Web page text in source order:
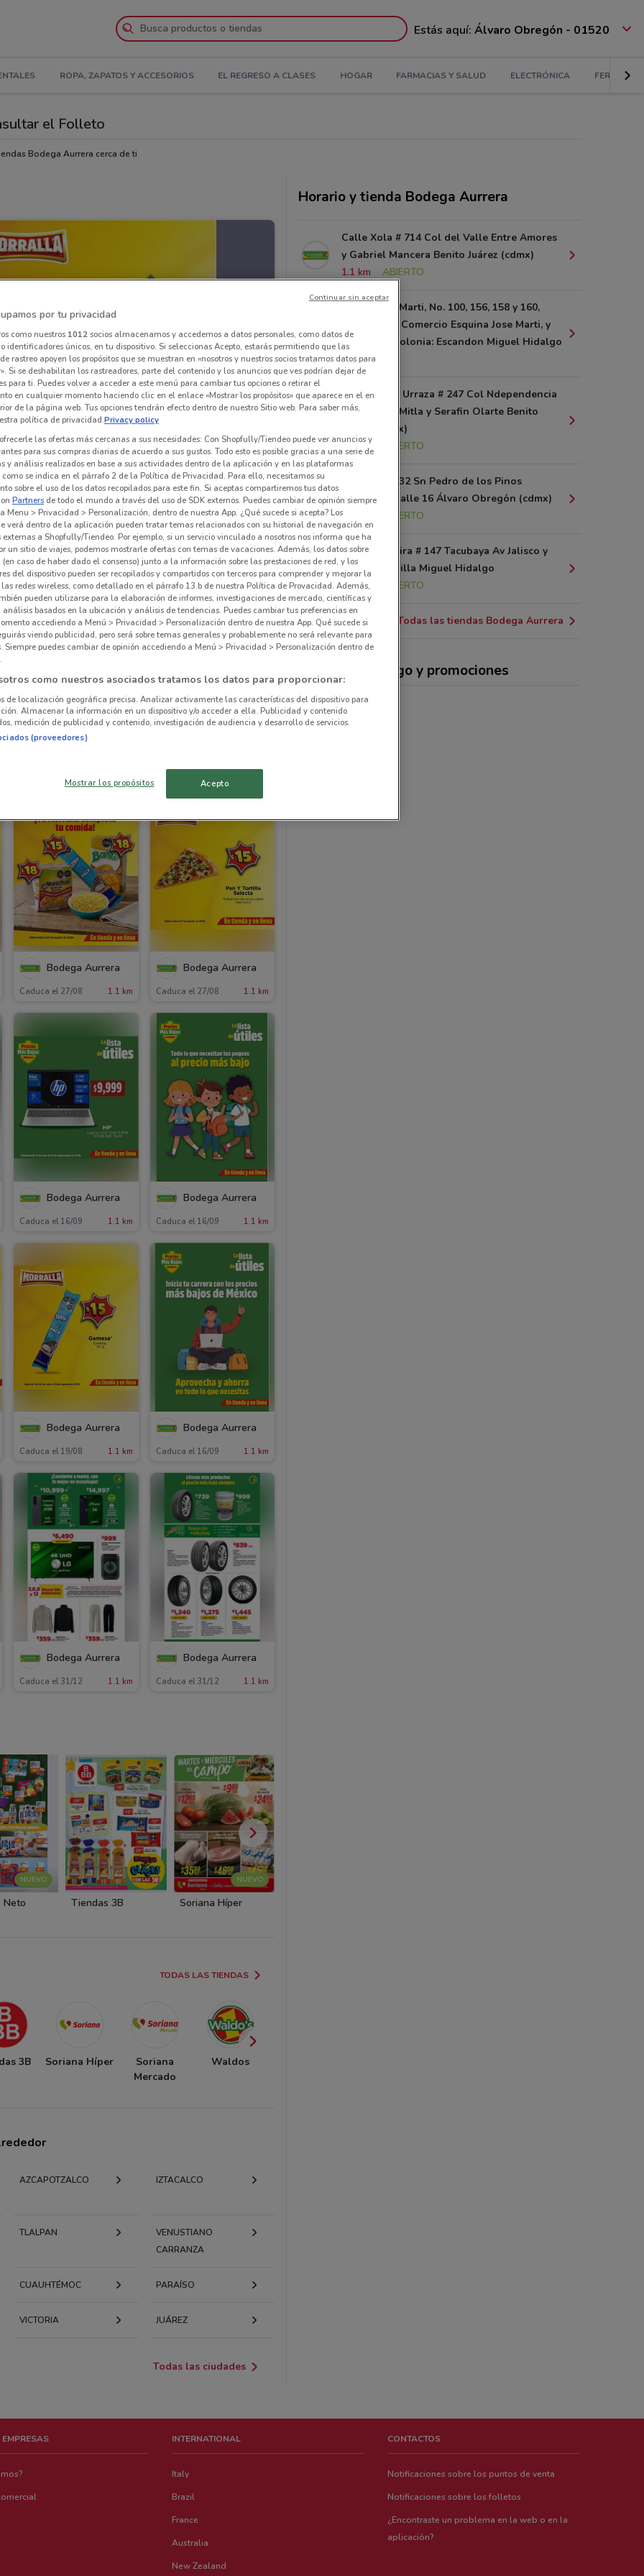
Estás aquí: Álvaro Obregón - 01520
ROPA, ZAPATOS Y ACCESORIOS EL REGRESO A CLASES HOGAR FARMACIAS Y SALUD ELECTRÓNICA
el Folleto
Bodega Aurrera cerca de ti
1.1 km
NUEVO
Bodega Aurrera
Bodega Aurrera
Caduca el 27/08 1.1 km
Bodega Aurrera
Caduca el 27/08 1.1 km
Bodega Aurrera
Caduca el 16/09 1.1 km
Bodega Aurrera
Caduca el 16/09 1.1 km
Bodega Aurrera
Caduca el 19/08 1.1 km
Bodega Aurrera
Caduca el 16/09 1.1 km
Bodega Aurrera
Caduca el 31/12 1.1 km
Bodega Aurrera
Caduca el 31/12 1.1 km
NUEVO
Neto Tiendas 3B
NUEVO
Soriana Híper
TODAS LAS TIENDAS
3B Soriana Híper
Soriana
Mercado
Waldos
AZCAPOTZALCO IZTACALCO
TLALPAN
VENUSTIANO
CARRANZA
CUAUHTÉMOC PARAÍSO
VICTORIA JUÁREZ
Todas las ciudades
Horario y tienda Bodega Aurrera
Calle Xola # 714 Col del Valle Entre Amores
y Gabriel Mancera Benito Juárez (cdmx)
1.1 km
ABIERTO
Comercio y Marti, No. 100, 156, 158 y 160,
Entre Calle: Comercio Esquina Jose Marti, y
Calle: N/a, Colonia: Escandon Miguel Hidalgo
1.6 km
Calle Angel Urraza # 247 Col Ndependencia
Entre Calle Mitla y Serafin Olarte Benito
Juárez (cdmx)
2.2 km
ABIERTO
Calle 10 # 132 Sn Pedro de los Pinos
Toltecas y Calle 16 Álvaro Obregón (cdmx)
2.3 km
ABIERTO
Av Parque Lira # 147 Tacubaya Av Jalisco y
Diez de Bonilla Miguel Hidalgo
2.4 km
ABIERTO
Todas las tiendas Bodega Aurrera
Ofertas, catálogo y promociones
INTERNATIONAL
Italy
Brazil
France
Australia
New Zealand
CONTACTOS
Notificaciones sobre los puntos de venta
Notificaciones sobre los folletos
¿Encontraste un problema en la web o en la
aplicación?
por tu privacidad
como nuestros 1012socios almacenamos y accedemos a datos personales, como datos de
identificadores únicos, en tu dispositivo. Si seleccionas Acepto, estarás permitiendo que las
rastreo apoyen los propósitos que se muestran en «nosotros y nuestros socios tratamos datos para
Si se deshabilitan los rastreadores, parte del contenido y los anuncios que ves podrían dejar de
para ti. Puedes volver a acceder a este menú para cambiar tus opciones o retirar el
en cualquier momento haciendo clic en el enlace «Mostrar los propósitos» que aparece en el en
de la página web. Tus opciones tendrán efecto dentro de nuestro Sitio web. Para saber más,
política de privacidad.Privacy policy
las ofertas más cercanas a sus necesidades: Con Shopfully/Tiendeo puede ver anuncios y
para sus compras diarias de acuerdo a sus gustos. Todo esto es posible gracias a una serie de
y análisis realizados en base a sus actividades dentro de la aplicación y en las plataformas
como se indica en el párrafo 2 de la Política de Privacidad. Para ello, necesitamos su
sobre el uso de los datos recopilados para este fin. Si aceptas compartiremos tus datos
Partners de todo el mundo a través del uso de SDK externos. Puedes cambiar de opinión siempre
Menu > Privacidad > Personalización, dentro de nuestra App. ¿Qué sucede si acepta? Los
verá dentro de la aplicación pueden tratar temas relacionados con su historial de navegación en
a Shopfully/Tiendeo. Por ejemplo, si un servicio vinculado a nosotros nos informa que ha
un sitio de viajes, podemos mostrarle ofertas con temas de vacaciones. Además, los datos sobre
caso de haber dado el consenso) junto a la información sobre las prestaciones de red, y los
del dispositivo pueden ser recopilados y compartidos con terceros para comprender y mejorar la
las redes wireless, como detallado en el párrafo 13.b de nuestra Política de Provacidad. Además,
pueden utilizarse para la elaboración de informes, investigaciones de mercado, científicas y
análisis basados en la ubicación y análisis de tendencias. Puedes cambiar tus preferencias en
accediendo a Menú > Privacidad > Personalización dentro de nuestra App. Qué sucede si
viendo publicidad, pero será sobre temas generales y probablemente no será relevante para
Siempre puedes cambiar de opinión accediendo a Menú > Privacidad > Personalización dentro de
como nuestros asociados tratamos los datos para proporcionar:
de localización geográfica precisa. Analizar activamente las características del dispositivo para
Almacenar la información en un dispositivo y/o acceder a ella. Publicidad y contenido
medición de publicidad y contenido, investigación de audiencia y desarrollo de servicios.
(proveedores)
Mostrar los propósitos Acepto
Continuar sin aceptar